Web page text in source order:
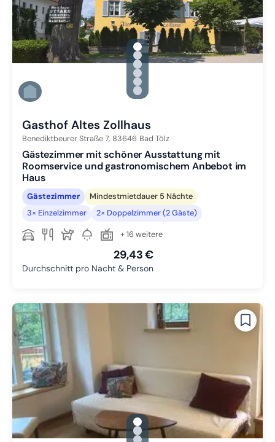
gallery.slide_selector
Zu Slide 1 wechseln
Zu Slide 2 wechseln
Zu Slide 3 wechseln
Zu Slide 4 wechseln
Zu Slide 5 wechseln
Zu Slide 6 wechseln
Gasthof Altes Zollhaus
Benediktbeurer Straße 7, 83646 Bad Tölz
Gästezimmer mit schöner Ausstattung mit
Roomservice und gastronomischem Anbebot im
Haus
Gästezimmer
Mindestmietdauer 5 Nächte
3× Einzelzimmer
2× Doppelzimmer (2 Gäste)
+ 16 weitere
29,43 €
Durchschnitt pro Nacht & Person
gallery.slide_selector
Zu Slide 1 wechseln